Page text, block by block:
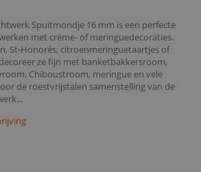
Spuitmondje 16 mm is een perfecte
met crème- of meringuedecoraties.
St-Honorés, citroenmeringuetaartjes of
ze fijn met banketbakkersroom,
Chiboustroom, meringue en vele
de roestvrijstalen samenstelling van de